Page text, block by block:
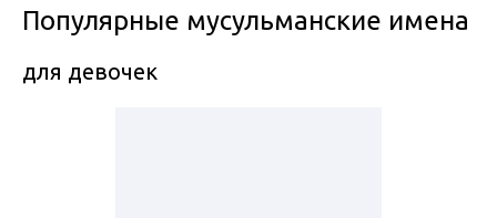
Популярные мусульманские имена
для девочек